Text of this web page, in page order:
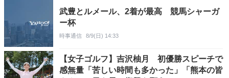
武豊とルメール、2着が最高 競馬シャーガ
ー杯
時事通信 8/9(日) 14:33
【女子ゴルフ】吉沢柚月 初優勝スピーチで
感無量「苦しい時間も多かった」「熊本の皆